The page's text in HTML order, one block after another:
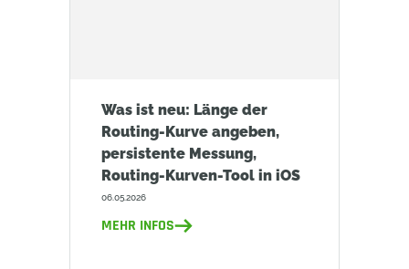
Was ist neu: Länge der
Routing-Kurve angeben,
persistente Messung,
Routing-Kurven-Tool in iOS
06.05.2026
MEHR INFOS